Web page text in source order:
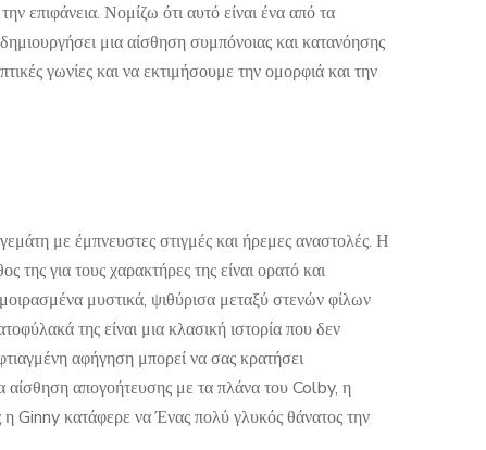
επιφάνεια. Νομίζω ότι αυτό είναι ένα από τα
μια αίσθηση συμπόνοιας και κατανόησης
γωνίες και να εκτιμήσουμε την ομορφιά και την
με έμπνευστες στιγμές και ήρεμες αναστολές. Η
της για τους χαρακτήρες της είναι ορατό και
μυστικά, ψιθύρισα μεταξύ στενών φίλων
της είναι μια κλασική ιστορία που δεν
αφήγηση μπορεί να σας κρατήσει
απογοήτευσης με τα πλάνα του Colby, η
Ginny κατάφερε να Ένας πολύ γλυκός θάνατος την